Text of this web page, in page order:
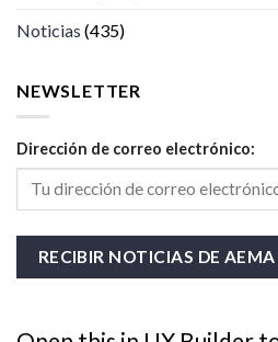
Noticias (435)
NEWSLETTER
Dirección de correo electrónico: